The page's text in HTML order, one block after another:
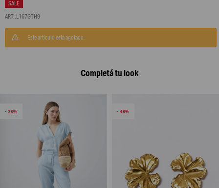
L167GTH9
Este artículo está agotado.
Completá tu look
39 49